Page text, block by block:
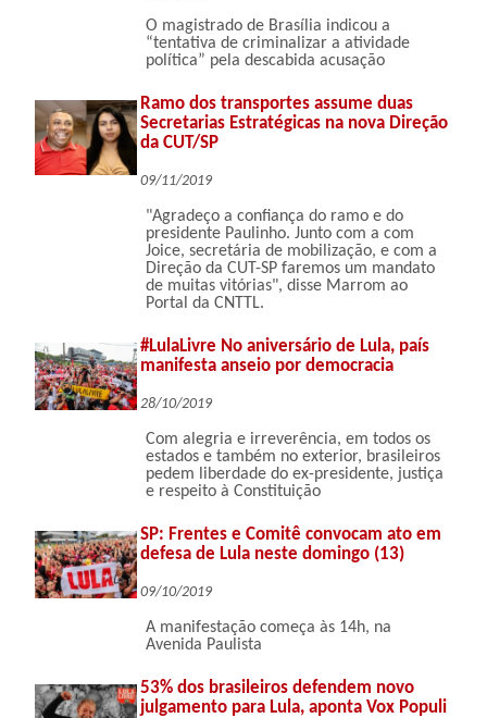
O magistrado de Brasília indicou a
“tentativa de criminalizar a atividade
política” pela descabida acusação
Ramo dos transportes assume duas
Secretarias Estratégicas na nova Direção
da CUT/SP
09/11/2019
"Agradeço a confiança do ramo e do
presidente Paulinho. Junto com a com
Joice, secretária de mobilização, e com a
Direção da CUT-SP faremos um mandato
de muitas vitórias", disse Marrom ao
Portal da CNTTL.
#LulaLivre No aniversário de Lula, país
manifesta anseio por democracia
28/10/2019
Com alegria e irreverência, em todos os
estados e também no exterior, brasileiros
pedem liberdade do ex-presidente, justiça
e respeito à Constituição
SP: Frentes e Comitê convocam ato em
defesa de Lula neste domingo (13)
09/10/2019
A manifestação começa às 14h, na
Avenida Paulista
53% dos brasileiros defendem novo
julgamento para Lula, aponta Vox Populi